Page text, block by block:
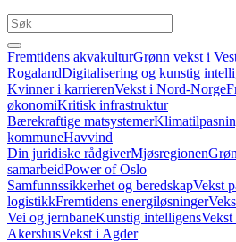
Fremtidens akvakulturGrønn vekst i
RogalandDigitalisering og kunstig
Kvinner i karrierenVekst i Nord-Norge
økonomiKritisk infrastruktur
Bærekraftige matsystemer
kommuneHavvind
Din juridiske rådgiverMjøsregionen
samarbeidPower of Oslo
Samfunnssikkerhet og beredskapVekst
logistikkFremtidens energiløsninger
Vei og jernbaneKunstig intelligens
AkershusVekst i Agder